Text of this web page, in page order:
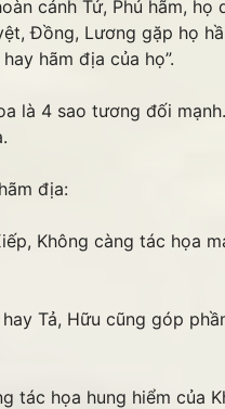
cảnh Tử, Phủ hãm, họ
Đồng, Lương gặp họ
hãm địa của họ”.
là 4 sao tương đối
địa:
Không càng tác họa
Tả, Hữu cũng góp
tác họa hung hiểm của